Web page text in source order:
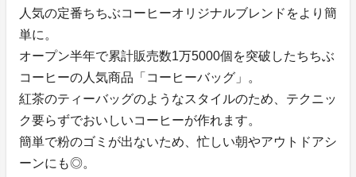
人気の定番ちちぶコーヒーオリジナルブレンドをより簡
単に。
オープン半年で累計販売数1万5000個を突破したちちぶ
コーヒーの人気商品「コーヒーバッグ」。
紅茶のティーバッグのようなスタイルのため、テクニッ
ク要らずでおいしいコーヒーが作れます。
簡単で粉のゴミが出ないため、忙しい朝やアウトドアシ
ーンにも◎。